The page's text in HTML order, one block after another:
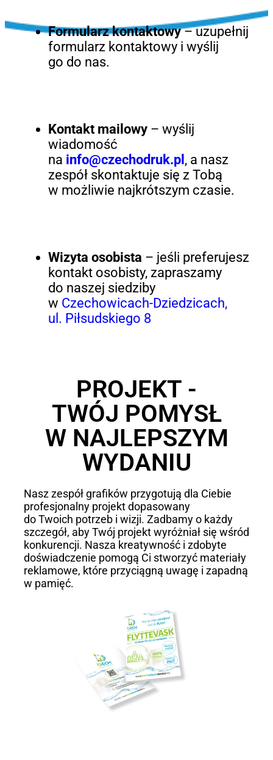
Formularz kontaktowy– uzupełnij
formularz kontaktowy i wyślij
go do nas.
Kontakt mailowy– wyślij
wiadomość
na info@czechodruk.pl , a nasz
zespół skontaktuje się z Tobą
w możliwie najkrótszym czasie.
Wizyta osobista – jeśli preferujesz
kontakt osobisty, zapraszamy
do naszej siedziby
w Czechowicach-Dziedzicach,
ul. Piłsudskiego 8
PROJEKT -
TWÓJ POMYSŁ
W NAJLEPSZYM
WYDANIU
Nasz zespół grafików przygotują dla Ciebie
profesjonalny projekt dopasowany
do Twoich potrzeb i wizji. Zadbamy o każdy
szczegół, aby Twój projekt wyróżniał się wśród
konkurencji. Nasza kreatywność i zdobyte
doświadczenie pomogą Ci stworzyć materiały
reklamowe, które przyciągną uwagę i zapadną
w pamięć.